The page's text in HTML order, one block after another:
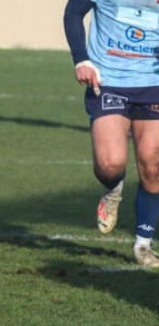
programme de
prêt le 13 septembre!